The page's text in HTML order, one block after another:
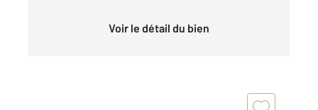
Voir le détail du bien